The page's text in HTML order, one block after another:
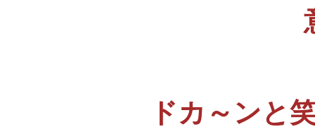
ドカ～ンと